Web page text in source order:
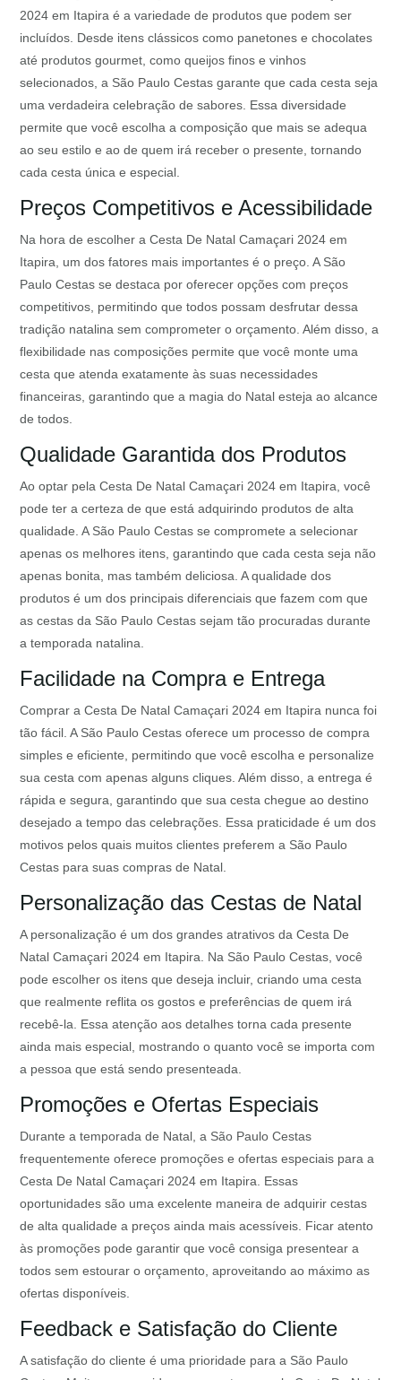
2024 em Itapira é a variedade de produtos que podem ser
incluídos. Desde itens clássicos como panetones e chocolates
até produtos gourmet, como queijos finos e vinhos
selecionados, a São Paulo Cestas garante que cada cesta seja
uma verdadeira celebração de sabores. Essa diversidade
permite que você escolha a composição que mais se adequa
ao seu estilo e ao de quem irá receber o presente, tornando
cada cesta única e especial.
Preços Competitivos e Acessibilidade
Na hora de escolher a Cesta De Natal Camaçari 2024 em
Itapira, um dos fatores mais importantes é o preço. A São
Paulo Cestas se destaca por oferecer opções com preços
competitivos, permitindo que todos possam desfrutar dessa
tradição natalina sem comprometer o orçamento. Além disso, a
flexibilidade nas composições permite que você monte uma
cesta que atenda exatamente às suas necessidades
financeiras, garantindo que a magia do Natal esteja ao alcance
de todos.
Qualidade Garantida dos Produtos
Ao optar pela Cesta De Natal Camaçari 2024 em Itapira, você
pode ter a certeza de que está adquirindo produtos de alta
qualidade. A São Paulo Cestas se compromete a selecionar
apenas os melhores itens, garantindo que cada cesta seja não
apenas bonita, mas também deliciosa. A qualidade dos
produtos é um dos principais diferenciais que fazem com que
as cestas da São Paulo Cestas sejam tão procuradas durante
a temporada natalina.
Facilidade na Compra e Entrega
Comprar a Cesta De Natal Camaçari 2024 em Itapira nunca foi
tão fácil. A São Paulo Cestas oferece um processo de compra
simples e eficiente, permitindo que você escolha e personalize
sua cesta com apenas alguns cliques. Além disso, a entrega é
rápida e segura, garantindo que sua cesta chegue ao destino
desejado a tempo das celebrações. Essa praticidade é um dos
motivos pelos quais muitos clientes preferem a São Paulo
Cestas para suas compras de Natal.
Personalização das Cestas de Natal
A personalização é um dos grandes atrativos da Cesta De
Natal Camaçari 2024 em Itapira. Na São Paulo Cestas, você
pode escolher os itens que deseja incluir, criando uma cesta
que realmente reflita os gostos e preferências de quem irá
recebê-la. Essa atenção aos detalhes torna cada presente
ainda mais especial, mostrando o quanto você se importa com
a pessoa que está sendo presenteada.
Promoções e Ofertas Especiais
Durante a temporada de Natal, a São Paulo Cestas
frequentemente oferece promoções e ofertas especiais para a
Cesta De Natal Camaçari 2024 em Itapira. Essas
oportunidades são uma excelente maneira de adquirir cestas
de alta qualidade a preços ainda mais acessíveis. Ficar atento
às promoções pode garantir que você consiga presentear a
todos sem estourar o orçamento, aproveitando ao máximo as
ofertas disponíveis.
Feedback e Satisfação do Cliente
A satisfação do cliente é uma prioridade para a São Paulo